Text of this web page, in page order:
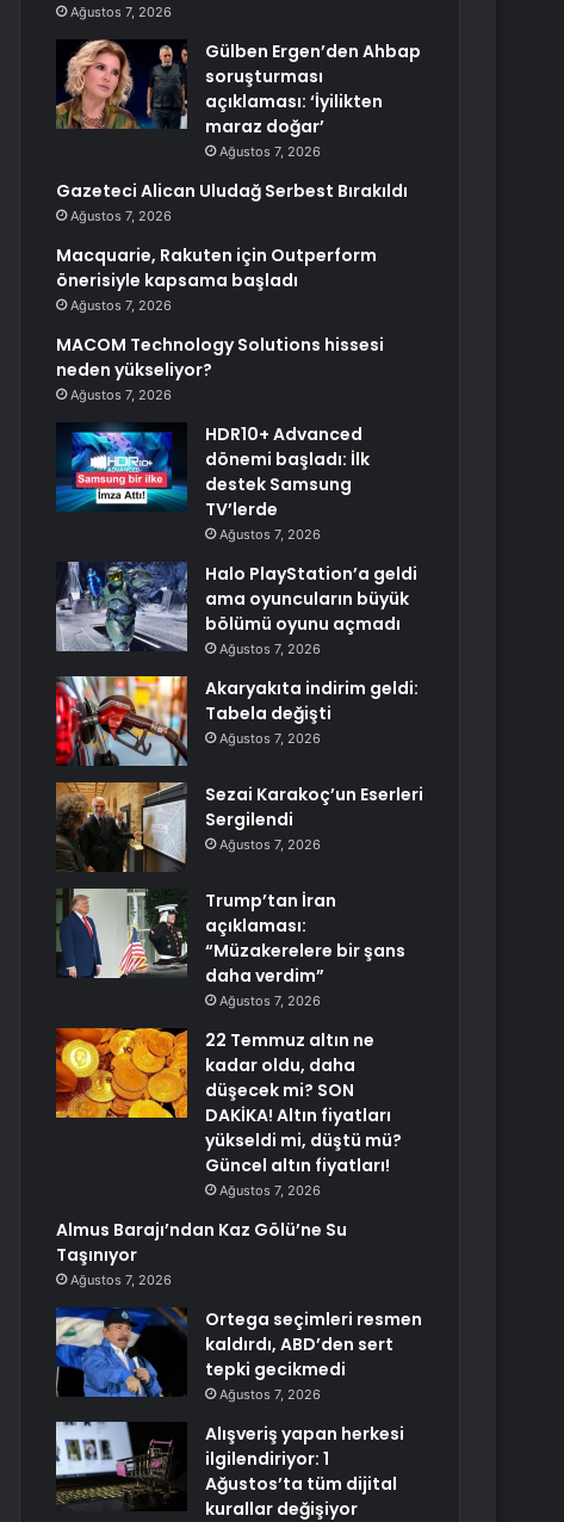
Ağustos 7, 2026
Gülben Ergen’den Ahbap
soruşturması
açıklaması: ‘İyilikten
maraz doğar’
Ağustos 7, 2026
Gazeteci Alican Uludağ Serbest Bırakıldı
Ağustos 7, 2026
Macquarie, Rakuten için Outperform
önerisiyle kapsama başladı
Ağustos 7, 2026
MACOM Technology Solutions hissesi
neden yükseliyor?
Ağustos 7, 2026
HDR10+ Advanced
dönemi başladı: İlk
destek Samsung
TV’lerde
Ağustos 7, 2026
Halo PlayStation’a geldi
ama oyuncuların büyük
bölümü oyunu açmadı
Ağustos 7, 2026
Akaryakıta indirim geldi:
Tabela değişti
Ağustos 7, 2026
Sezai Karakoç’un Eserleri
Sergilendi
Ağustos 7, 2026
Trump’tan İran
açıklaması:
“Müzakerelere bir şans
daha verdim”
Ağustos 7, 2026
22 Temmuz altın ne
kadar oldu, daha
düşecek mi? SON
DAKİKA! Altın fiyatları
yükseldi mi, düştü mü?
Güncel altın fiyatları!
Ağustos 7, 2026
Almus Barajı’ndan Kaz Gölü’ne Su
Taşınıyor
Ağustos 7, 2026
Ortega seçimleri resmen
kaldırdı, ABD’den sert
tepki gecikmedi
Ağustos 7, 2026
Alışveriş yapan herkesi
ilgilendiriyor: 1
Ağustos’ta tüm dijital
kurallar değişiyor